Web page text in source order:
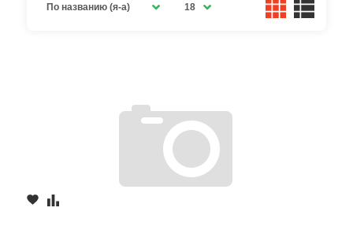
По названию (я-а) 18